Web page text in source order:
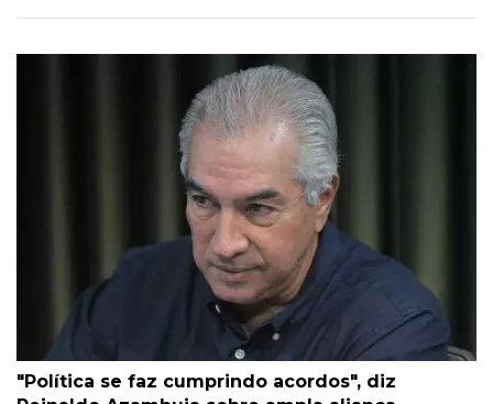
"Política se faz cumprindo acordos", diz